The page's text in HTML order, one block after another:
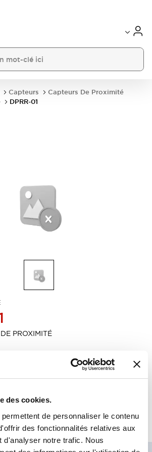
des cookies.
de personnaliser le contenu
des fonctionnalités relatives aux
d'analyser notre trafic. Nous
Capteurs
Capteurs De Proximité
DPRR-01
PROXIMITÉ